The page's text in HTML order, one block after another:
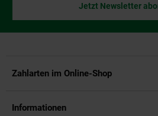
Jetzt Newsletter
Zahlarten im Online-Shop
Informationen